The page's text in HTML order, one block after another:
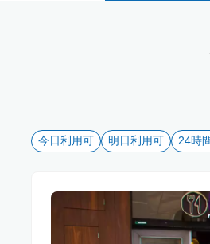
今日利用可 明日利用可 24時